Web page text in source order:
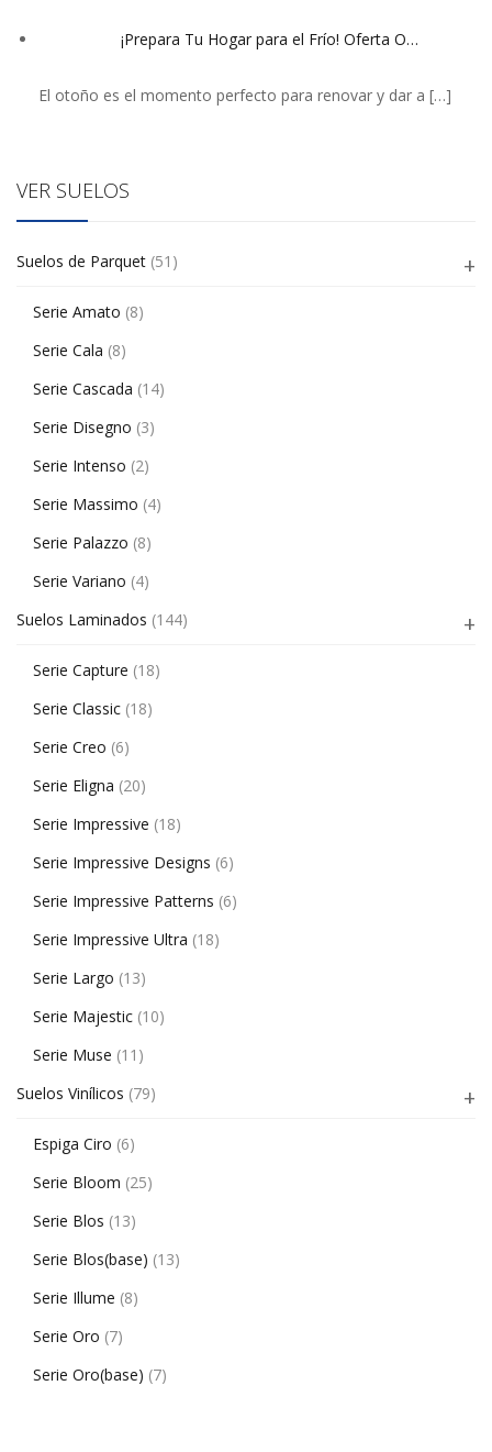
¡Prepara Tu Hogar para el Frío! Oferta O…
El otoño es el momento perfecto para renovar y dar a […]
VER SUELOS
Suelos de Parquet (51)
Serie Amato (8)
Serie Cala (8)
Serie Cascada (14)
Serie Disegno (3)
Serie Intenso (2)
Serie Massimo (4)
Serie Palazzo (8)
Serie Variano (4)
Suelos Laminados (144)
Serie Capture (18)
Serie Classic (18)
Serie Creo (6)
Serie Eligna (20)
Serie Impressive (18)
Serie Impressive Designs (6)
Serie Impressive Patterns (6)
Serie Impressive Ultra (18)
Serie Largo (13)
Serie Majestic (10)
Serie Muse (11)
Suelos Vinílicos (79)
Espiga Ciro (6)
Serie Bloom (25)
Serie Blos (13)
Serie Blos(base) (13)
Serie Illume (8)
Serie Oro (7)
Serie Oro(base) (7)